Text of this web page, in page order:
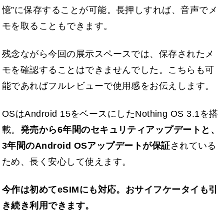
憶”に保存することが可能。長押しすれば、音声でメ
モを取ることもできます。
残念ながら今回の展示スペースでは、保存されたメ
モを確認することはできませんでした。こちらも可
能であればフルレビューで使用感をお伝えします。
OSはAndroid 15をベースにしたNothing OS 3.1を搭
載。 発売から6年間のセキュリティアップデートと、
3年間のAndroid OSアップデートが保証されている
ため、長く安心して使えます。
今作は初めてeSIMにも対応。おサイフケータイも引
き続き利用できます。